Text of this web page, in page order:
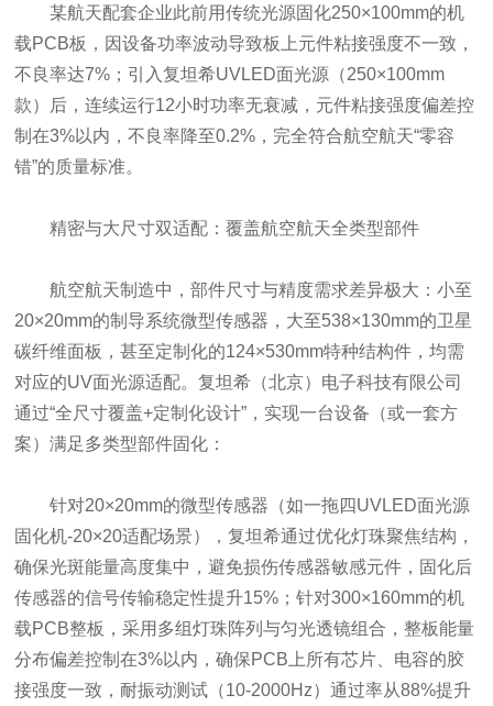
某航天配套企业此前用传统光源固化250×100mm的机
载PCB板，因设备功率波动导致板上元件粘接强度不一致，
不良率达7%；引入复坦希UVLED面光源（250×100mm
款）后，连续运行12小时功率无衰减，元件粘接强度偏差控
制在3%以内，不良率降至0.2%，完全符合航空航天“零容
错”的质量标准。
精密与大尺寸双适配：覆盖航空航天全类型部件
航空航天制造中，部件尺寸与精度需求差异极大：小至
20×20mm的制导系统微型传感器，大至538×130mm的卫星
碳纤维面板，甚至定制化的124×530mm特种结构件，均需
对应的UV面光源适配。复坦希（北京）电子科技有限公司
通过“全尺寸覆盖+定制化设计”，实现一台设备（或一套方
案）满足多类型部件固化：
针对20×20mm的微型传感器（如一拖四UVLED面光源
固化机-20×20适配场景），复坦希通过优化灯珠聚焦结构，
确保光斑能量高度集中，避免损伤传感器敏感元件，固化后
传感器的信号传输稳定性提升15%；针对300×160mm的机
载PCB整板，采用多组灯珠阵列与匀光透镜组合，整板能量
分布偏差控制在3%以内，确保PCB上所有芯片、电容的胶
接强度一致，耐振动测试（10-2000Hz）通过率从88%提升